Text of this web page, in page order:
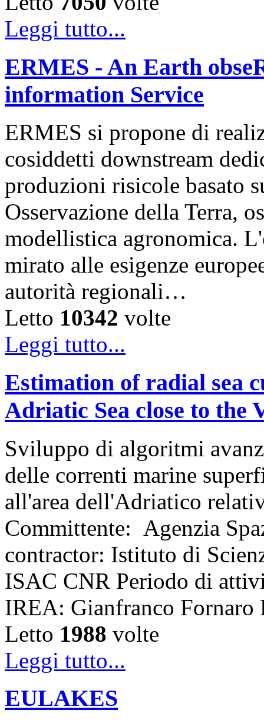
Leggi tutto...
ERMES - An Earth
information Service
ERMES si propone di
cosiddetti downstream
produzioni risicole basato
Osservazione della Terra,
modellistica agronomica.
mirato alle esigenze
autorità regionali…
Letto 10342 volte
Leggi tutto...
Estimation of radial sea
Adriatic Sea close to the
Sviluppo di algoritmi
delle correnti marine
all'area dell'Adriatico
Committente: Agenzia
contractor: Istituto di
ISAC CNR Periodo di
IREA: Gianfranco Fornaro
Letto 1988 volte
Leggi tutto...
EULAKES